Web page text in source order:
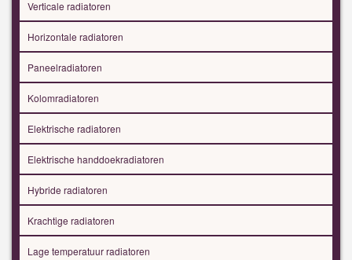
Verticale radiatoren
Horizontale radiatoren
Paneelradiatoren
Kolomradiatoren
Elektrische radiatoren
Elektrische handdoekradiatoren
Hybride radiatoren
Krachtige radiatoren
Lage temperatuur radiatoren